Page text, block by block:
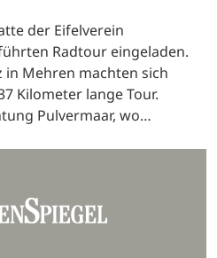
der Eifelverein
Radtour eingeladen.
Mehren machten sich
Kilometer lange Tour.
Pulvermaar, wo…